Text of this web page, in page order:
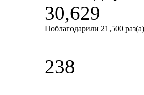
30,629
Поблагодарили 21,500 раз(а)
238